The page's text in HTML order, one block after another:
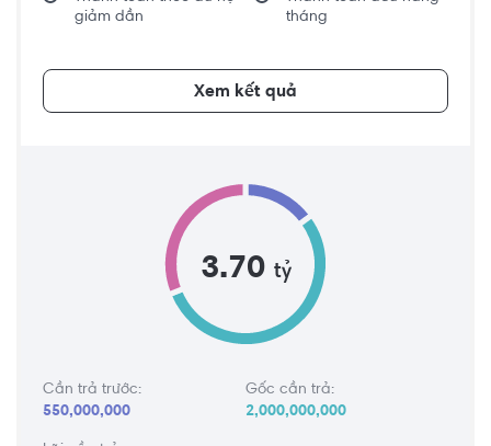
giảm dần
tháng
Xem kết quả
3.70 tỷ
Cần trả trước:
550,000,000
Gốc cần trả:
2,000,000,000